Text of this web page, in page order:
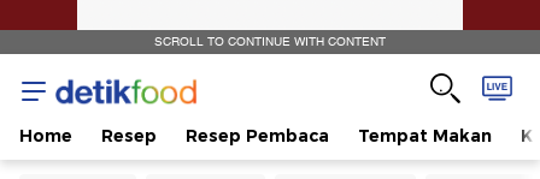
SCROLL TO CONTINUE WITH CONTENT
Home Resep Resep Pembaca Tempat Makan